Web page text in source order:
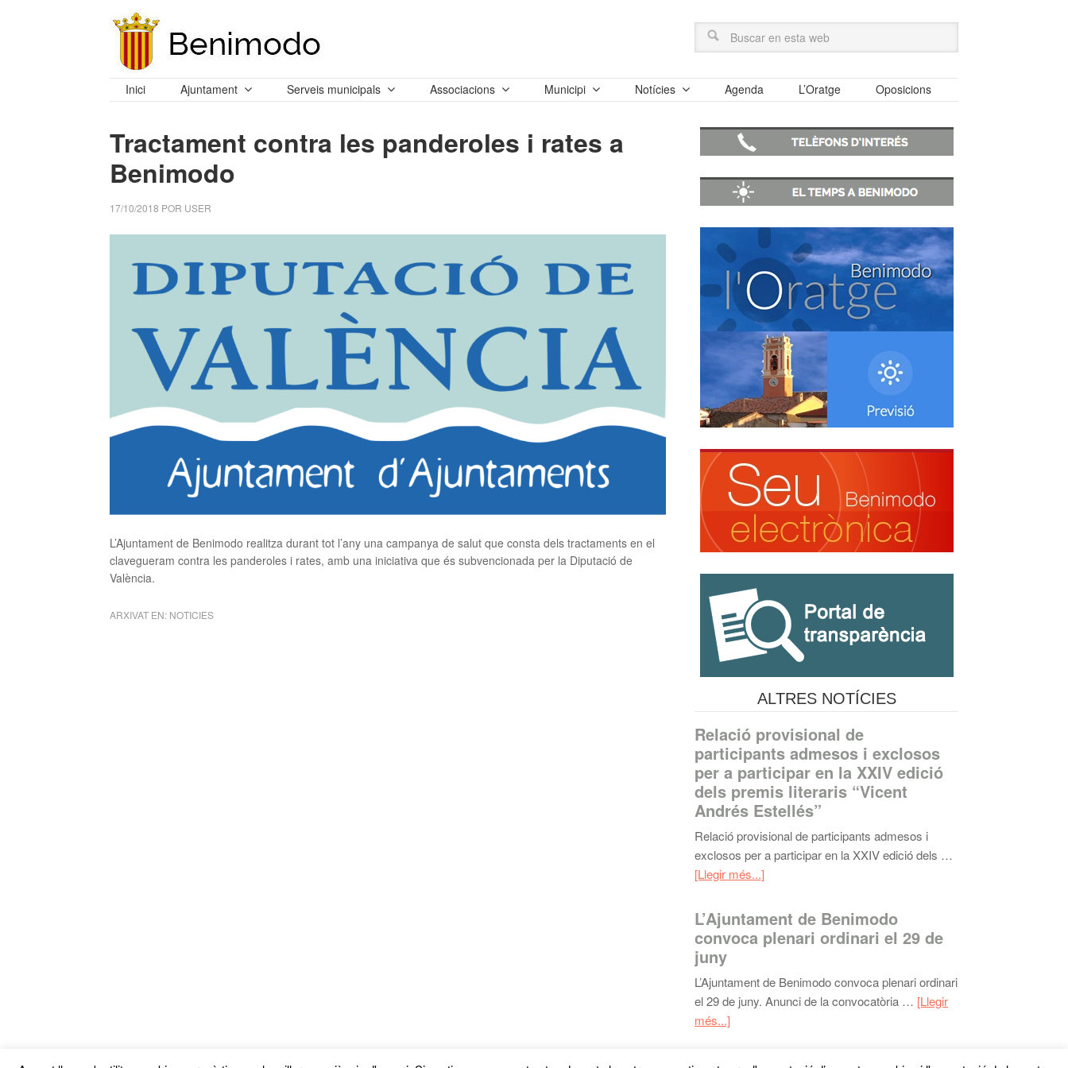
Inici Ajuntament Serveis municipals Associacions Municipi Notícies Agenda L’Oratge Oposicions
Tractament contra les panderoles i rates a
Benimodo
17/10/2018 POR USER
L’Ajuntament de Benimodo realitza durant tot l’any una campanya de salut que consta dels tractaments en el
clavegueram contra les panderoles i rates, amb una iniciativa que és subvencionada per la Diputació de
València.
ARXIVAT EN: NOTICIES
ALTRES NOTÍCIES
Relació provisional de
participants admesos i exclosos
per a participar en la XXIV edició
dels premis literaris “Vicent
Andrés Estellés”
Relació provisional de participants admesos i
exclosos per a participar en la XXIV edició dels …
[Llegir més...]
L’Ajuntament de Benimodo
convoca plenari ordinari el 29 de
juny
L’Ajuntament de Benimodo convoca plenari ordinari
el 29 de juny. Anunci de la convocatòria … [Llegir
més...]